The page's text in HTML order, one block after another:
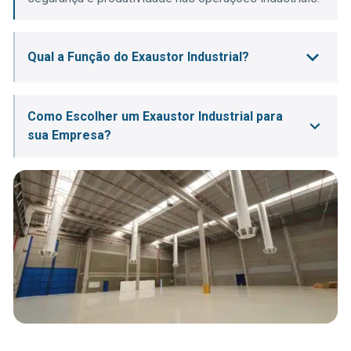
Qual a Função do Exaustor Industrial?
poluentes, odores, calor e umidade em ambientes
fabris e industriais.
Como Escolher um Exaustor Industrial para
sua Empresa?
combinação entre ambiente, processo e normas
aplicáveis. Para acertar o dimensionamento, avalie:
Tamanho do ambiente:meça área e pé-direito e calcule
o volume em m³. Com a taxa de renovação por hora
indicada para a sua atividade (NBR 16401, NR-17), você
chega à vazão mínima necessária.
Tipo de poluentes:
calor, vapores químicos, poeira,
define o tipo (axial, centrífugo) e o material construtivo